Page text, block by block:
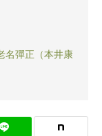
彈正（本井康